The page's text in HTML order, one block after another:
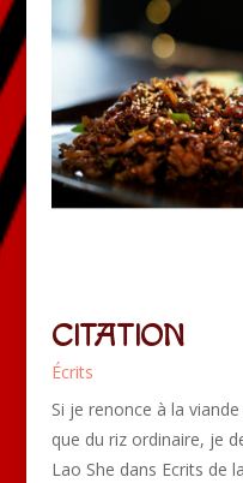
CITATION
Écrits
Si je renonce à la
que du riz ordinaire, je
Lao She dans Ecrits de